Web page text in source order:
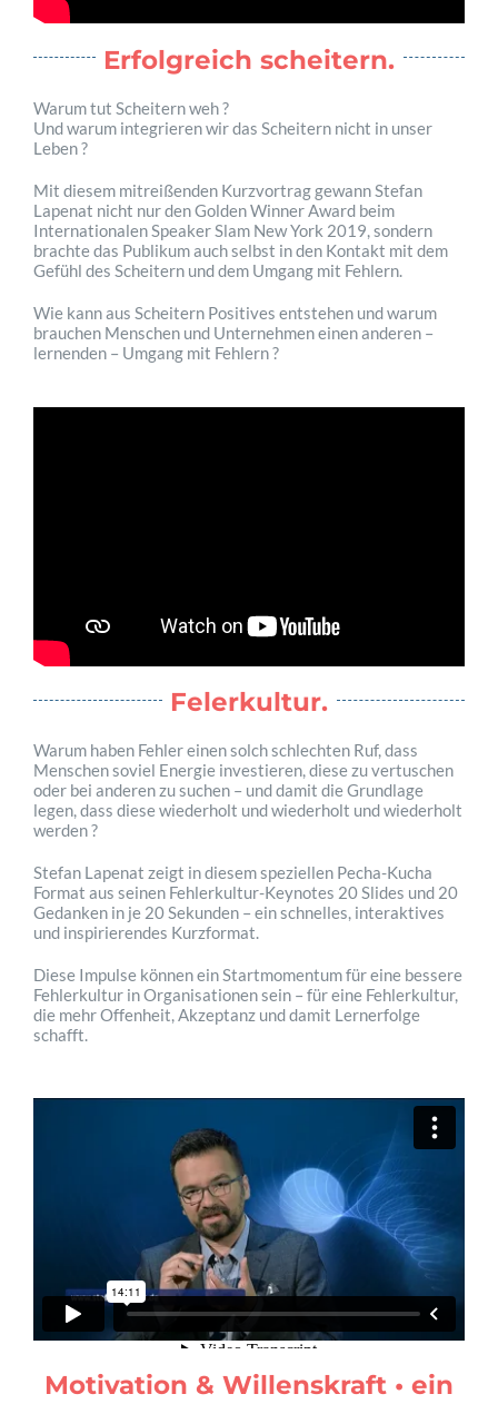
Erfolgreich scheitern.
Warum tut Scheitern weh ?
Und warum integrieren wir das Scheitern nicht in unser
Leben ?
Mit diesem mitreißenden Kurzvortrag gewann Stefan
Lapenat nicht nur den Golden Winner Award beim
Internationalen Speaker Slam New York 2019, sondern
brachte das Publikum auch selbst in den Kontakt mit dem
Gefühl des Scheitern und dem Umgang mit Fehlern.
Wie kann aus Scheitern Positives entstehen und warum
brauchen Menschen und Unternehmen einen anderen –
lernenden – Umgang mit Fehlern ?
Felerkultur.
Warum haben Fehler einen solch schlechten Ruf, dass
Menschen soviel Energie investieren, diese zu vertuschen
oder bei anderen zu suchen – und damit die Grundlage
legen, dass diese wiederholt und wiederholt und wiederholt
werden ?
Stefan Lapenat zeigt in diesem speziellen Pecha-Kucha
Format aus seinen Fehlerkultur-Keynotes 20 Slides und 20
Gedanken in je 20 Sekunden – ein schnelles, interaktives
und inspirierendes Kurzformat.
Diese Impulse können ein Startmomentum für eine bessere
Fehlerkultur in Organisationen sein – für eine Fehlerkultur,
die mehr Offenheit, Akzeptanz und damit Lernerfolge
schafft.
Motivation & Willenskraft • ein